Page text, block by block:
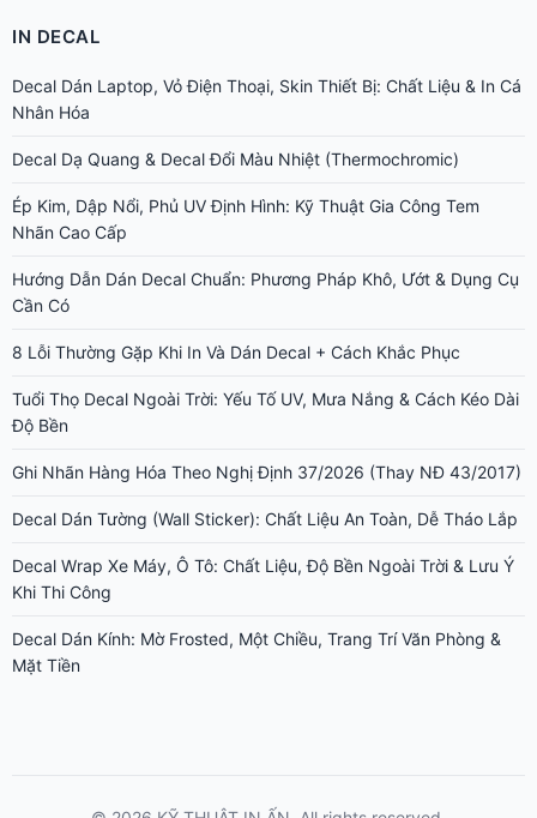
IN DECAL
Decal Dán Laptop, Vỏ Điện Thoại, Skin Thiết Bị: Chất Liệu & In Cá
Nhân Hóa
Decal Dạ Quang & Decal Đổi Màu Nhiệt (Thermochromic)
Ép Kim, Dập Nổi, Phủ UV Định Hình: Kỹ Thuật Gia Công Tem
Nhãn Cao Cấp
Hướng Dẫn Dán Decal Chuẩn: Phương Pháp Khô, Ướt & Dụng Cụ
Cần Có
8 Lỗi Thường Gặp Khi In Và Dán Decal + Cách Khắc Phục
Tuổi Thọ Decal Ngoài Trời: Yếu Tố UV, Mưa Nắng & Cách Kéo Dài
Độ Bền
Ghi Nhãn Hàng Hóa Theo Nghị Định 37/2026 (Thay NĐ 43/2017)
Decal Dán Tường (Wall Sticker): Chất Liệu An Toàn, Dễ Tháo Lắp
Decal Wrap Xe Máy, Ô Tô: Chất Liệu, Độ Bền Ngoài Trời & Lưu Ý
Khi Thi Công
Decal Dán Kính: Mờ Frosted, Một Chiều, Trang Trí Văn Phòng &
Mặt Tiền